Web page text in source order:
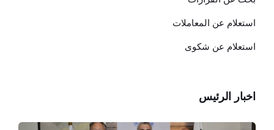
استعلام عن المعاملات
استعلام عن شكوى
اخبار الرئيس